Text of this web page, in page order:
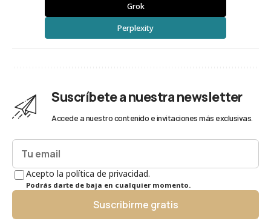
Grok
Perplexity
Suscríbete a nuestra newsletter
Accede a nuestro contenido e invitaciones más exclusivas.
Acepto la política de privacidad.
Podrás darte de baja en cualquier momento.
Suscribirme gratis